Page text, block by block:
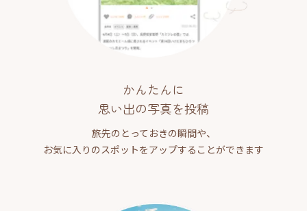
かんたんに
思い出の写真を投稿
旅先のとっておきの瞬間や、
お気に入りのスポットをアップすることができます